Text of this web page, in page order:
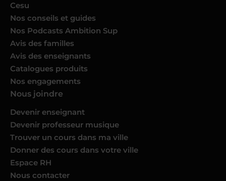
Cesu
Nos conseils et guides
Nos Podcasts Ambition Sup
Avis des familles
Avis des enseignants
Catalogues produits
Nos engagements
Nous joindre
Devenir enseignant
Devenir professeur musique
Trouver un cours dans ma ville
Donner des cours dans votre ville
Espace RH
Nous contacter